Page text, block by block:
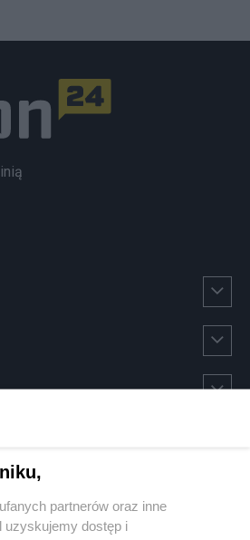
partnerów oraz inne
uzyskujemy dostęp i